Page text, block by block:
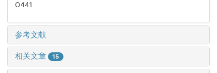
O441
参考文献
相关文章 15